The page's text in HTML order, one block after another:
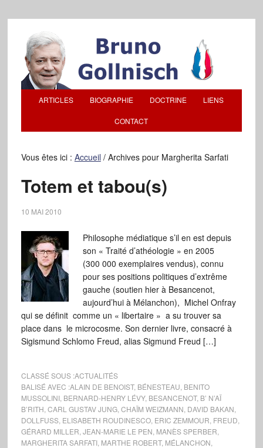
ARTICLES BIOGRAPHIE DOCTRINE LIENS
CONTACT
Vous êtes ici : Accueil /Archives pour Margherita Sarfati
Totem et tabou(s)
10 MAI 2010
Philosophe médiatique s’il en est depuis
son « Traité d’athéologie » en 2005
(300 000 exemplaires vendus), connu
pour ses positions politiques d’extrême
gauche (soutien hier à Besancenot,
aujourd’hui à Mélanchon), Michel Onfray
qui se définit comme un « libertaire » a su trouver sa
place dans le microcosme. Son dernier livre, consacré à
Sigismund Schlomo Freud, alias Sigmund Freud […]
CLASSÉ SOUS :ACTUALITÉS
BALISÉ AVEC :ALAIN DE BENOIST, BÉNESTEAU BENITO
MUSSOLINI, BERNARD-HENRY LÉVY, BESANCENOT, B’ N’AÏ
B’RITH CARL GUSTAV JUNG, CHAÏM WEIZMANN DAVID BAKAN
DOLLFUSS, ELISABETH ROUDINESCO, ERIC ZEMMOUR FREUD
GÉRARD MILLER JEAN-MARIE LE PEN MANÈS SPERBER
MARGHERITA SARFATI, MARTHE ROBERT, MÉLANCHON